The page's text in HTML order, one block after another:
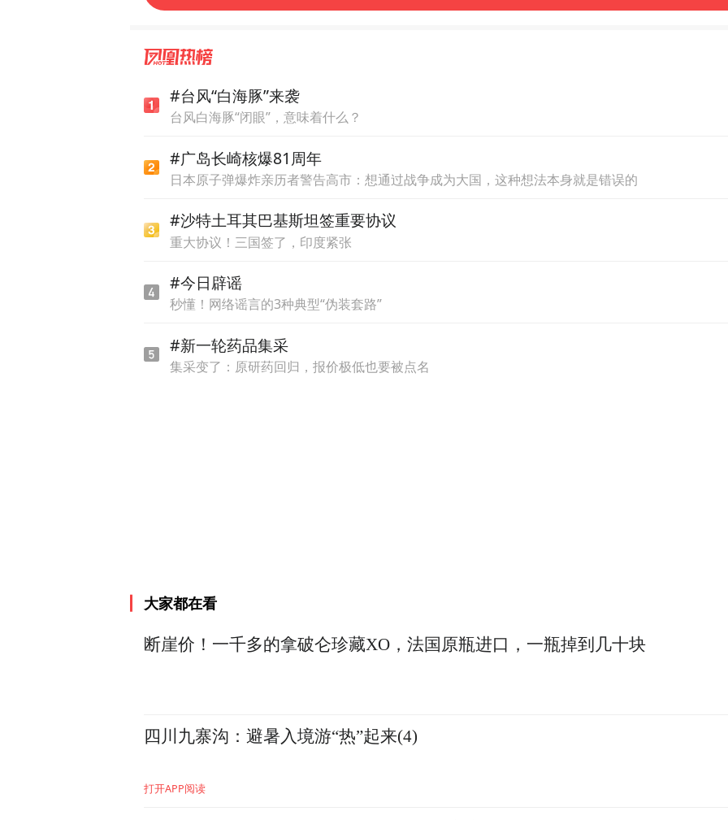
#台风“白海豚”来袭
台风白海豚“闭眼”，意味着什么？
#广岛长崎核爆81周年
日本原子弹爆炸亲历者警告高市：想通过战争成为大国，这种想法本身就是错误的
#沙特土耳其巴基斯坦签重要协议
重大协议！三国签了，印度紧张
#今日辟谣
秒懂！网络谣言的3种典型“伪装套路”
#新一轮药品集采
集采变了：原研药回归，报价极低也要被点名
大家都在看
断崖价！一千多的拿破仑珍藏XO，法国原瓶进口，一瓶掉到几十块
四川九寨沟：避暑入境游“热”起来(4)
打开APP阅读